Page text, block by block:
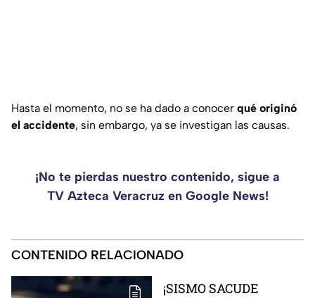
Hasta el momento, no se ha dado a conocer qué originó
el accidente, sin embargo, ya se investigan las causas.
¡No te pierdas nuestro contenido, sigue a
TV Azteca Veracruz en Google News!
CONTENIDO RELACIONADO
¡SISMO SACUDE